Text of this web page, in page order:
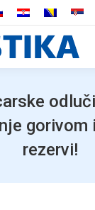
gorivom
rezervi!